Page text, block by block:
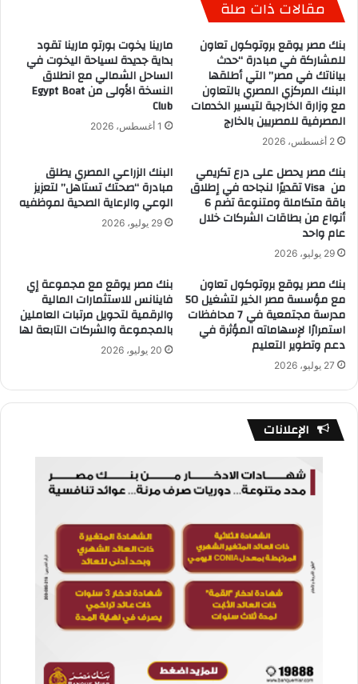
مقالات ذات صلة
بنك مصر يوقع بروتوكول تعاون
للمشاركة في مبادرة “حدث
بياناتك في مصر” التي أطلقها
البنك المركزي المصري بالتعاون
مع وزارة الخارجية لتيسير الخدمات
المصرفية للمصريين بالخارج
2 أغسطس، 2026
مارينا يخوت بورتو مارينا تقود
بداية جديدة لسياحة اليخوت في
الساحل الشمالي مع انطلاق
النسخة الأولى من Egypt Boat
Club
1 أغسطس، 2026
بنك مصر يحصل على درع تكريمي
من Visa تقديرًا لنجاحه في إطلاق
باقة متكاملة ومتنوعة تضم 6
أنواع من بطاقات الشركات خلال
عام واحد
29 يوليو، 2026
البنك الزراعي المصري يطلق
مبادرة “صحتك تستاهل” لتعزيز
الوعي والرعاية الصحية لموظفيه
29 يوليو، 2026
بنك مصر يوقع بروتوكول تعاون
مع مؤسسة مصر الخير لتشغيل 50
مدرسة مجتمعية في 7 محافظات
استمرارًا لإسهاماته المؤثرة في
دعم وتطوير التعليم
27 يوليو، 2026
بنك مصر يوقع مع مجموعة إي
فاينانس للاستثمارات المالية
والرقمية لتحويل مرتبات العاملين
بالمجموعة والشركات التابعة لها
20 يوليو، 2026
الإعلانات